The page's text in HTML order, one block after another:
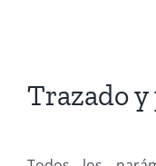
Trazado